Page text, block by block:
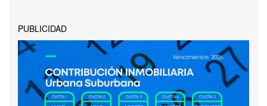
PUBLICIDAD